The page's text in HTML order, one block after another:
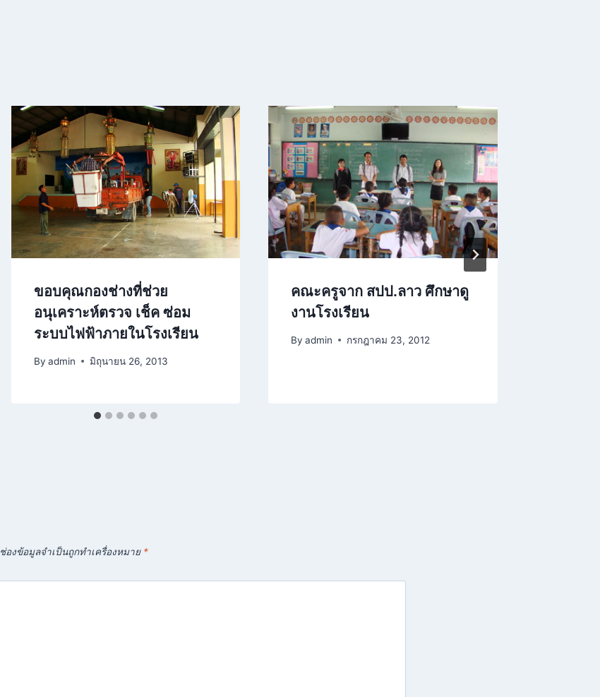
ขอบคุณกองช่างที่ช่วย
อนุเคราะห์ตรวจ เช็ค ซ่อม
ระบบไฟฟ้าภายในโรงเรียน
By admin มิถุนายน 26, 2013
คณะครูจาก สปป.ลาว ศึกษาดู
งานโรงเรียน
By admin กรกฎาคม 23, 2012
ช่องข้อมูลจำเป็นถูกทำเครื่องหมาย *